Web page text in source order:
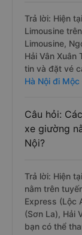
Trả lời: Hiện
Limousine
Limousine,
Hải Vân Xuân
tin và đặt vé
Hà Nội đi
Câu hỏi:
xe giường
Nội?
Trả lời: Hiện
nằm trên
Express (Lộc
(Sơn La), Hải
bạn có thể